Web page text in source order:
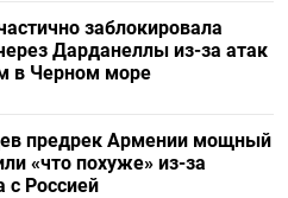
заблокировала
Дарданеллы из-за атак
в Черном море
предрек Армении мощный
«что похуже» из-за
с Россией